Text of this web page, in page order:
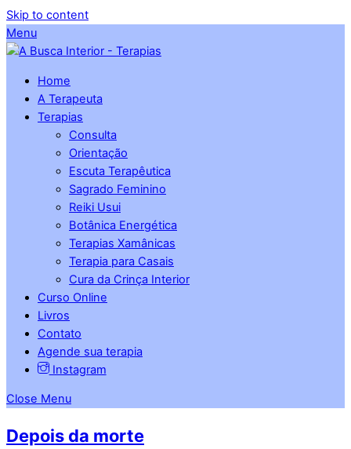
Skip to content
Menu
Home
A Terapeuta
Terapias
Consulta
Orientação
Escuta Terapêutica
Sagrado Feminino
Reiki Usui
Botânica Energética
Terapias Xamânicas
Terapia para Casais
Cura da Crinça Interior
Curso Online
Livros
Contato
Agende sua terapia
Instagram
Close Menu
Depois da morte